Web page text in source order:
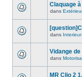
Claquage
dans
dans Interieur
Vidange
dans
MR Clio 2